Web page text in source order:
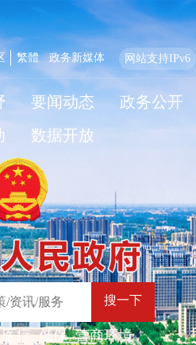
繁體 政务新媒体 网站支持IPv6
要闻动态
政务公开
数据开放
搜一下
医疗 低保 营商环境